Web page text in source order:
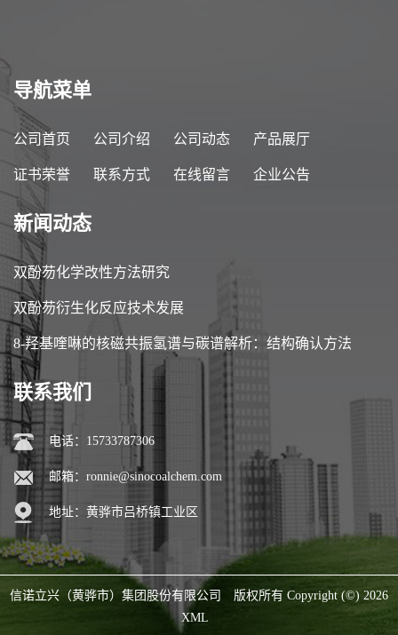
导航菜单
公司首页 公司介绍 公司动态 产品展厅
证书荣誉 联系方式 在线留言 企业公告
新闻动态
双酚芴化学改性方法研究
双酚芴衍生化反应技术发展
8-羟基喹啉的核磁共振氢谱与碳谱解析：结构确认方法
联系我们
电话：15733787306
邮箱： ronnie@sinocoalchem.com
地址：黄骅市吕桥镇工业区
信诺立兴（黄骅市）集团股份有限公司
版权所有 Copyright (©) 2026
XML